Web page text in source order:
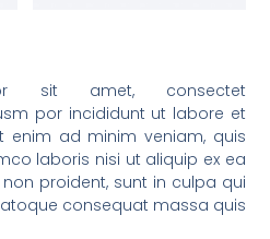
sit amet, consectet
por incididunt ut labore et
enim ad minim veniam, quis
laboris nisi ut aliquip ex ea
proident, sunt in culpa qui
consequat massa quis